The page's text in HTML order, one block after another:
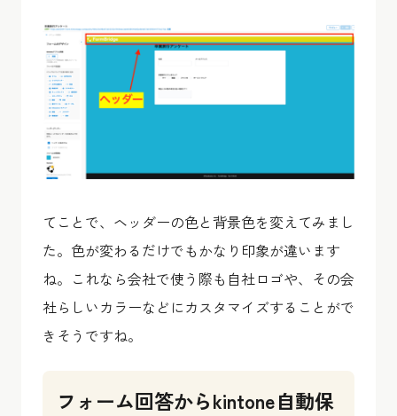
てことで、ヘッダーの色と背景色を変えてみまし
た。色が変わるだけでもかなり印象が違います
ね。これなら会社で使う際も自社ロゴや、その会
社らしいカラーなどにカスタマイズすることがで
きそうですね。
フォーム回答からkintone自動保